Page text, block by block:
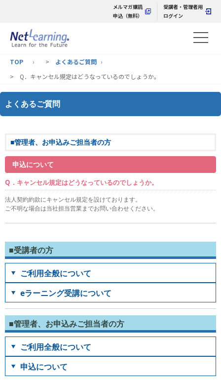
メルマガ購読
申込（無料）
受講者・管理者用
ログイン
TOP > よくあるご質問
> Q．キャンセル規定はどうなっているのでしょうか。
よくあるご質問
■管理者、お申込みご担当者の方
申込について
Q．キャンセル規定はどうなっているのでしょうか。
法人契約約款にキャンセル規定を設けております。
ご不明な場合は当社担当営業までお問い合わせください。
■受講者の方
ご利用全般について
eラーニング受講について
■管理者、お申込みご担当者の方
ご利用全般について
申込について